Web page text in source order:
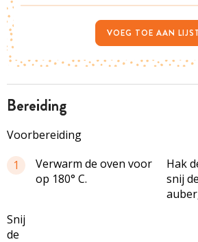
bereiding
Voorbereiding
1
Verwarm de oven voor
op 180° C.
Hak
snij
Snij
de
VOEG TOE AAN